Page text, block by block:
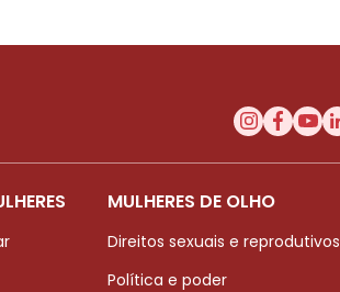
MULHERES DE OLHO
Direitos sexuais e reprodutivos
Política e poder